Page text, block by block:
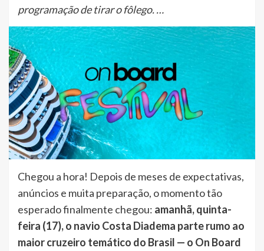
programação de tirar o fôlego. …
Chegou a hora! Depois de meses de expectativas,
anúncios e muita preparação, o momento tão
esperado finalmente chegou: amanhã, quinta-
feira (17), o navio Costa Diadema parte rumo ao
maior cruzeiro temático do Brasil — o On Board